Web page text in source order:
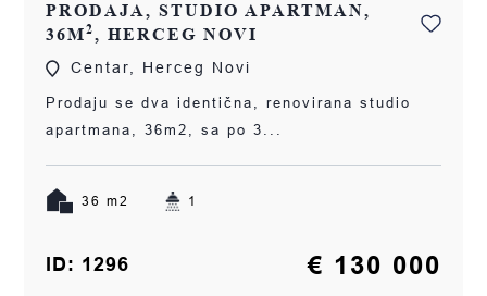
PRODAJA, STUDIO APARTMAN,
36M2, HERCEG NOVI
Centar, Herceg Novi
Prodaju se dva identična, renovirana studio
apartmana, 36m2, sa po 3...
36 m2 1
ID: 1296 € 130 000